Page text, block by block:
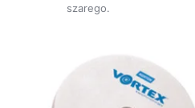
szarego.